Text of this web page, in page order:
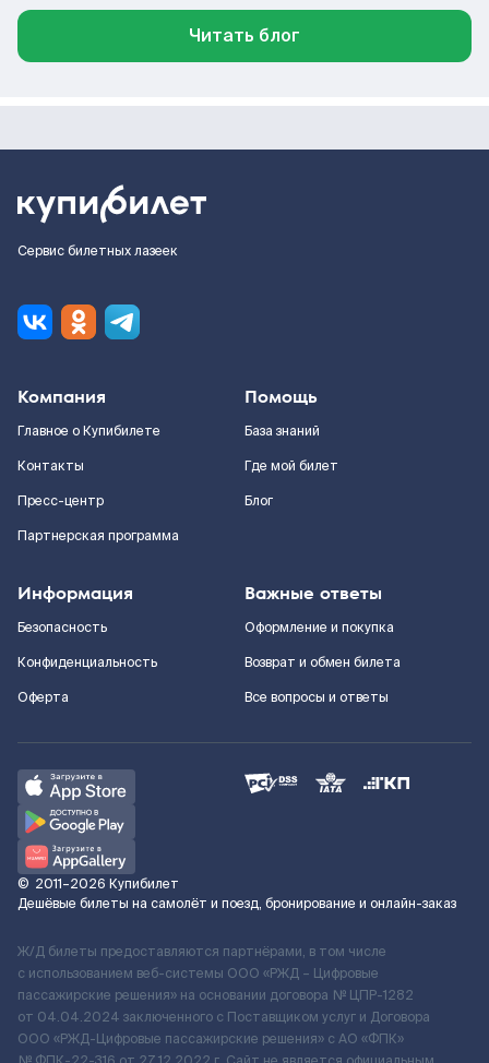
Читать блог
Сервис билетных лазеек
Компания
Главное о Купибилете
Контакты
Пресс-центр
Партнерская программа
Помощь
База знаний
Где мой билет
Блог
Информация
Безопасность
Конфиденциальность
Оферта
Важные ответы
Оформление и покупка
Возврат и обмен билета
Все вопросы и ответы
© 2011–2026 Купибилет
Дешёвые билеты на самолёт и поезд, бронирование и онлайн-заказ
Ж/Д билеты предоставляются партнёрами, в том числе
с использованием веб-системы ООО «РЖД – Цифровые
пассажирские решения» на основании договора № ЦПР-1282
от 04.04.2024 заключенного с Поставщиком услуг и Договора
ООО «РЖД-Цифровые пассажирские решения» c АО «ФПК»